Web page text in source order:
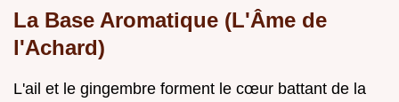
La Base Aromatique (L'Âme de
l'Achard)
L'ail et le gingembre forment le cœur battant de la